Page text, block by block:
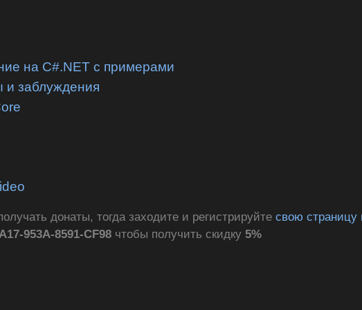
на C#.NET с примерами
и заблуждения
донаты, тогда заходите и регистрируйтесвою страницу
953A-8591-CF98 чтобы получить скидку5%